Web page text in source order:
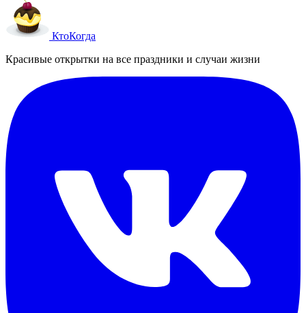
КтоКогда
Красивые открытки на все праздники и случаи жизни